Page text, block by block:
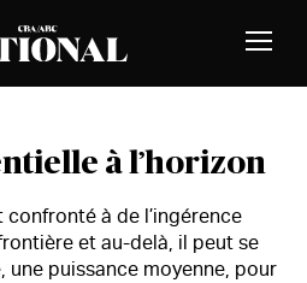
à l’horizon
à de l’ingérence
et au-delà, il peut se
une puissance moyenne, pour